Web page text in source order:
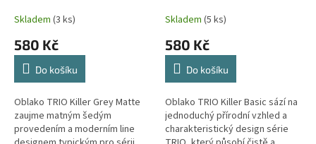
Skladem (3 ks)
580 Kč
Do košíku
Oblako TRIO Killer Grey Matte
zaujme matným šedým
provedením a moderním line
Skladem (5 ks)
580 Kč
Do košíku
Oblako TRIO Killer Basic sází na
jednoduchý přírodní vzhled a
charakteristický design série